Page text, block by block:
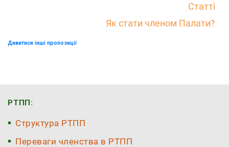
Статті
Як стати членом Палати?
Дивитися інші пропозиції
РТПП:
Структура РТПП
Переваги членства в РТПП